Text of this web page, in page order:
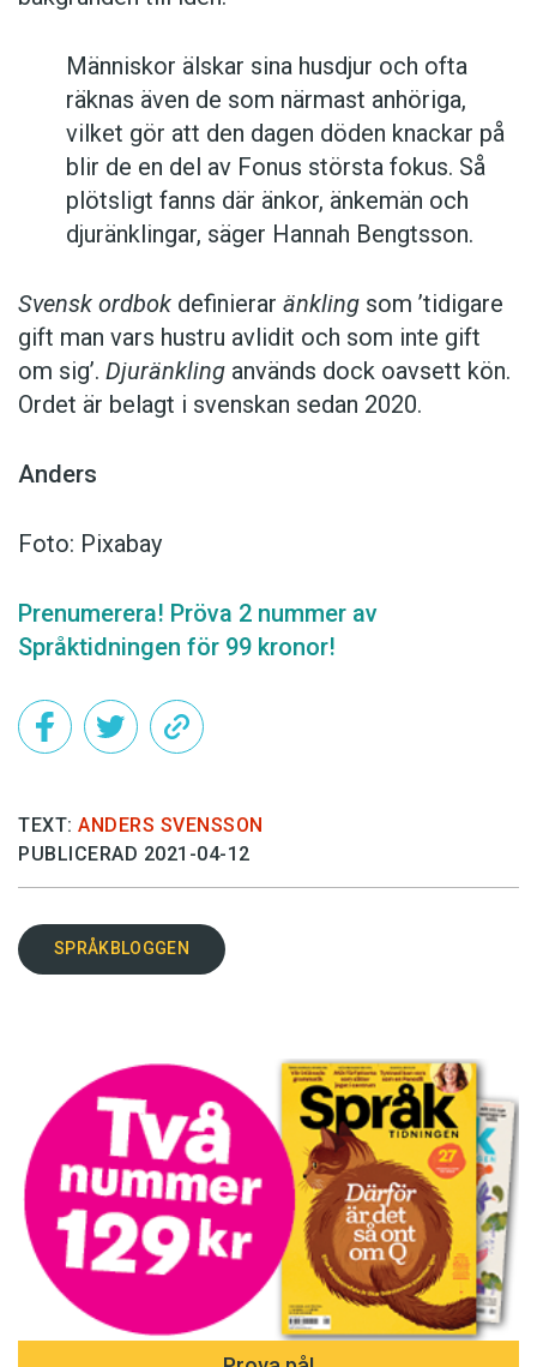
Människor älskar sina husdjur och ofta
räknas även de som närmast anhöriga,
vilket gör att den dagen döden knackar på
blir de en del av Fonus största fokus. Så
plötsligt fanns där änkor, änkemän och
djuränklingar, säger Hannah Bengtsson.
Svensk ordbok definierar änkling som ’tidigare
gift man vars hustru av­lidit och som inte gift
om sig’. Djuränkling används dock oavsett kön.
Ordet är belagt i svenskan sedan 2020.
Anders
Foto: Pixabay
Prenumerera! Pröva 2 nummer av
Språktidningen för 99 kronor!
TEXT: ANDERS SVENSSON
PUBLICERAD 2021-04-12
SPRÅKBLOGGEN